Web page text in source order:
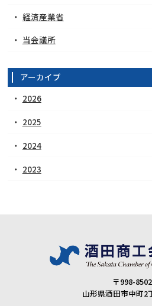
経済産業省
当会議所
アーカイブ
2026
2025
2024
2023
〒998-8502
山形県酒田市中町2